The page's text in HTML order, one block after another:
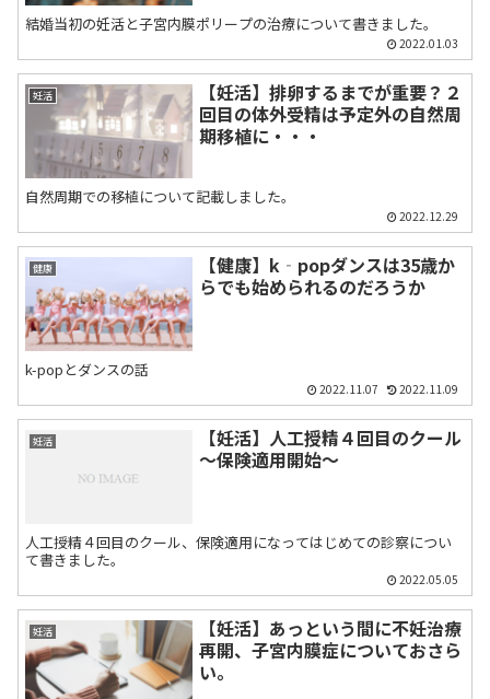
結婚当初の妊活と子宮内膜ポリープの治療について書きました。
2022.01.03
妊活
【妊活】排卵するまでが重要？２
回目の体外受精は予定外の自然周
期移植に・・・
自然周期での移植について記載しました。
2022.12.29
健康
【健康】k‐popダンスは35歳か
らでも始められるのだろうか
k-popとダンスの話
2022.11.07 2022.11.09
妊活
【妊活】人工授精４回目のクール
～保険適用開始～
人工授精４回目のクール、保険適用になってはじめての診察につい
て書きました。
2022.05.05
妊活
【妊活】あっという間に不妊治療
再開、子宮内膜症についておさら
い。